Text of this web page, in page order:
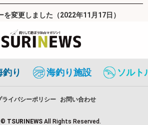
変更しました（2022年11月17日）
釣り 海釣り施設 ソルト
ライバシーポリシー お問い合わせ
© TSURINEWS All Rights Reserved.